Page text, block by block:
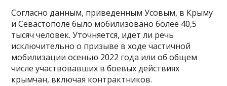
Согласно данным, приведенным Усовым, в Крыму
и Севастополе было мобилизовано более 40,5
тысяч человек. Уточняется, идет ли речь
исключительно о призыве в ходе частичной
мобилизации осенью 2022 года или об общем
числе участвовавших в боевых действиях
крымчан, включая контрактников.